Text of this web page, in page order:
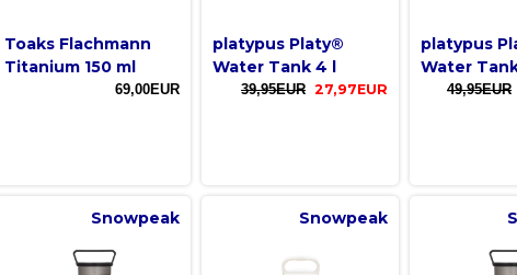
Toaks Flachmann
Titanium 150 ml
69,00EUR
platypus Platy®
Water Tank 4 l
39,95EUR 27,97EUR
platypus
Water
49,95EUR
Snowpeak Snowpeak